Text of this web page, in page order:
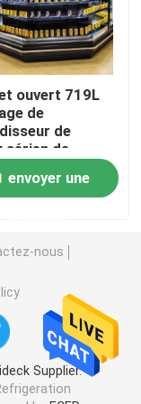
ouvert 719L
de
de
aérien de
de
de fruit
envoyer une
nous
Supplier.